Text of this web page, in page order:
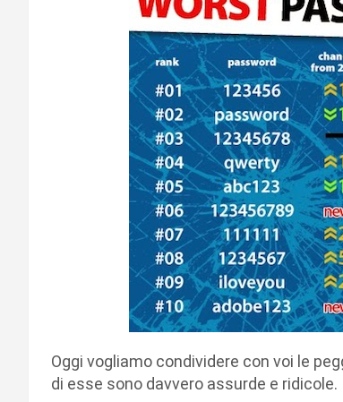
Oggi vogliamo condividere con voi le
di esse sono davvero assurde e ridicole.